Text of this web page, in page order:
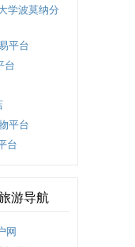
学波莫纳分
平台
台
平台
台
游导航
网